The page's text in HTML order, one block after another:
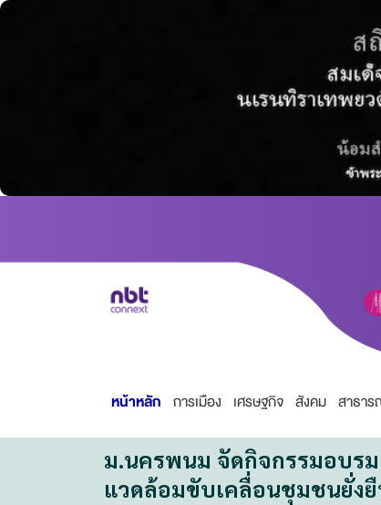
หน้าหลัก การเมือง เศรษฐกิจ สังคม สาธา
ม.นครพนม จัดกิจกรรมอบรม
แวดล้อมขับเคลื่อนชุมชนยั่ง